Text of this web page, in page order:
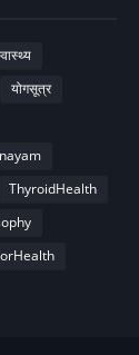
योगसूत्र
ThyroidHealth